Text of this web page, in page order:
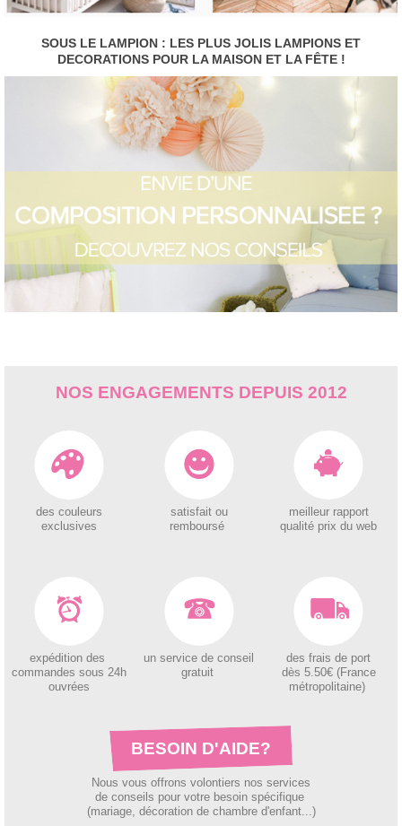
SOUS LE LAMPION : LES PLUS JOLIS LAMPIONS ET
DECORATIONS POUR LA MAISON ET LA FÊTE !
NOS ENGAGEMENTS DEPUIS 2012
des couleurs
exclusives
satisfait ou
remboursé
meilleur rapport
qualité prix du web
expédition des
commandes sous 24h
ouvrées
un service de conseil
gratuit
des frais de port
dès 5.50€ (France
métropolitaine)
BESOIN D'AIDE?
Nous vous offrons volontiers nos services
de conseils pour votre besoin spécifique
(mariage, décoration de chambre d'enfant...)